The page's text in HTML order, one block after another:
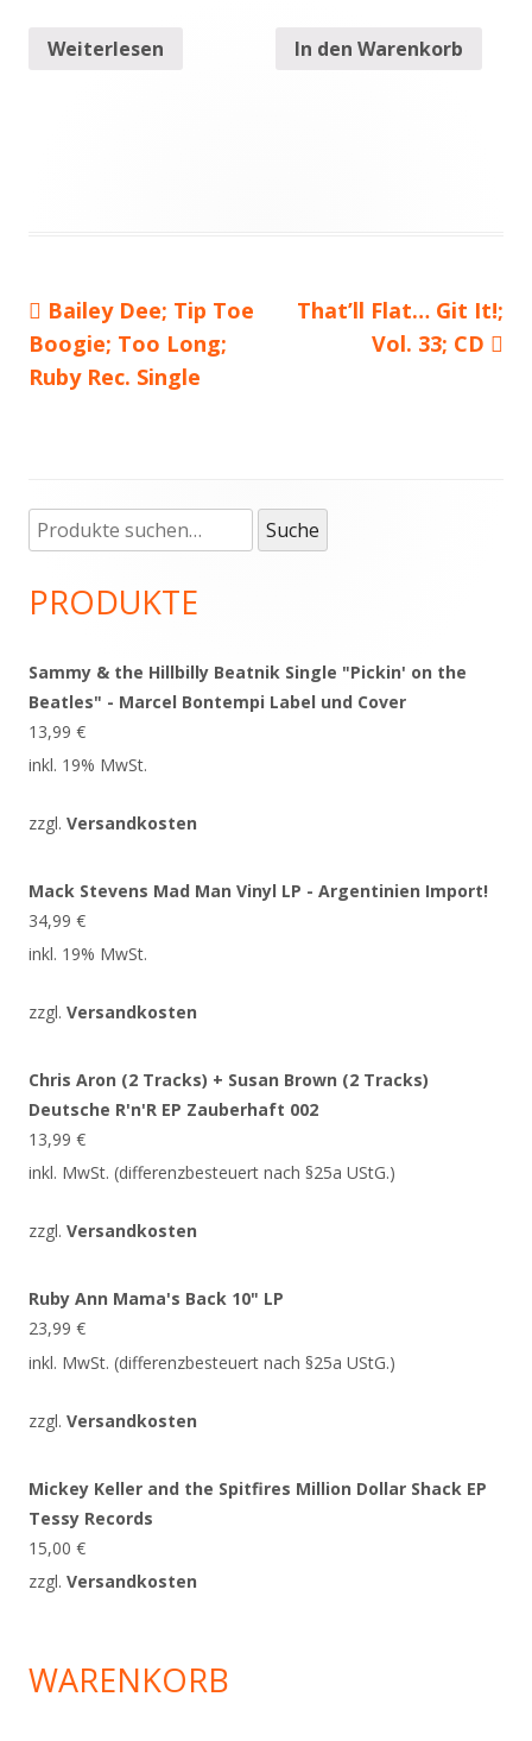
Weiterlesen In den Warenkorb
Beitragsnavigation
Vorheriger
Beitrag:
Bailey Dee; Tip Toe
Boogie; Too Long;
Ruby Rec. Single
Nächster
Beitrag
That’ll Flat… Git It!;
Vol. 33; CD
Haupt-
Seitenleiste
Suche
nach:
Suche
PRODUKTE
Sammy & the Hillbilly Beatnik Single "Pickin' on the
Beatles" - Marcel Bontempi Label und Cover
13,99 €
inkl. 19% MwSt.
zzgl. Versandkosten
Mack Stevens Mad Man Vinyl LP - Argentinien Import!
34,99 €
inkl. 19% MwSt.
zzgl. Versandkosten
Chris Aron (2 Tracks) + Susan Brown (2 Tracks)
Deutsche R'n'R EP Zauberhaft 002
13,99 €
inkl. MwSt. (differenzbesteuert nach §25a UStG.)
zzgl. Versandkosten
Ruby Ann Mama's Back 10" LP
23,99 €
inkl. MwSt. (differenzbesteuert nach §25a UStG.)
zzgl. Versandkosten
Mickey Keller and the Spitfires Million Dollar Shack EP
Tessy Records
15,00 €
zzgl. Versandkosten
WARENKORB